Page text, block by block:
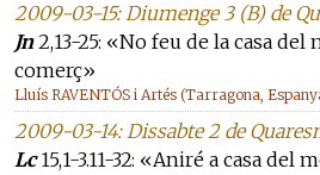
2009-03-15: Diumenge 3 (B) de
Jn2,13-25: «No feu de la casa del
comerç»
Lluís RAVENTÓS i Artés (Tarragona,
2009-03-14: Dissabte 2 de
Lc15,1-3.11-32: «Aniré a casa del